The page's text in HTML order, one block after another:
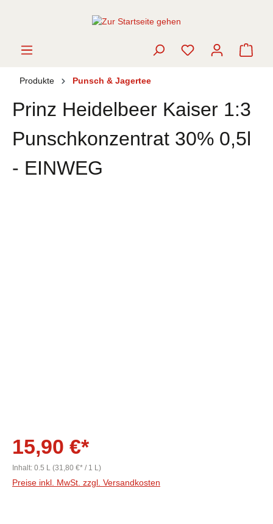
Produkte Punsch & Jagertee
Prinz Heidelbeer Kaiser 1:3
Punschkonzentrat 30% 0,5l
- EINWEG
15,90 €*
Inhalt: 0.5 L (31,80 €* / 1 L)
Preise inkl. MwSt. zzgl. Versandkosten